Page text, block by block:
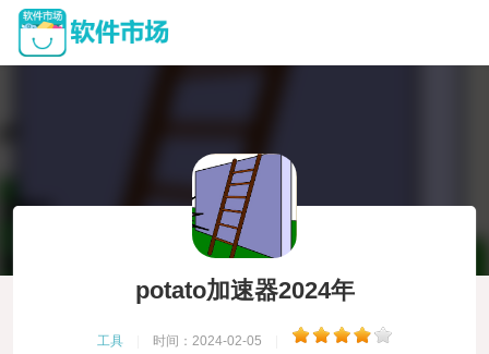
potato加速器2024年
工具 时间：2024-02-05